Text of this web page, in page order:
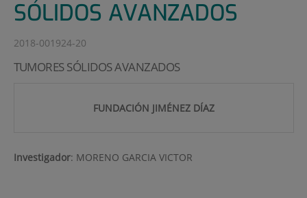
SÓLIDOS AVANZADOS
2018-001924-20
TUMORES SÓLIDOS AVANZADOS
FUNDACIÓN JIMÉNEZ DÍAZ
Investigador: MORENO GARCIA VICTOR